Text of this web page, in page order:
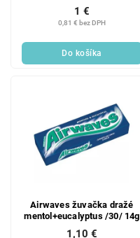
0,81 € bez DPH
1 €
Do košíka
Airwaves žuvačka dražé
mentol+eucalyptus /30/ 14g
1,10 €